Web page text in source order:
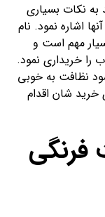
به نکات بسیاری
اشاره نمود. نام
مهم است و
را خریداری نمود.
نظافت به خوبی
خرید شان اقدام
فرنگی